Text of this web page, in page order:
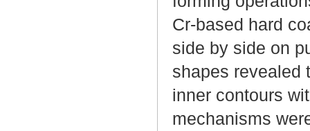
Cr-based hard
side by side on
shapes revealed
inner contours
mechanisms